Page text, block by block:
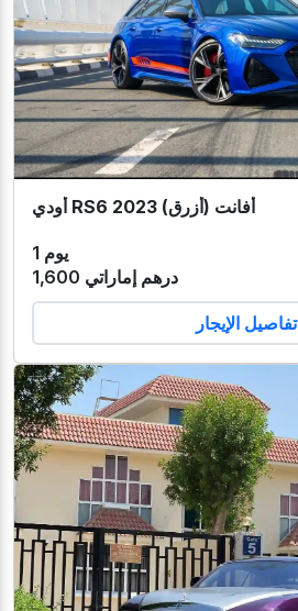
أودي RS6 أفانت (أزرق) 2023
1 يوم
1,600 درهم إماراتي
تفاصيل الإيجار